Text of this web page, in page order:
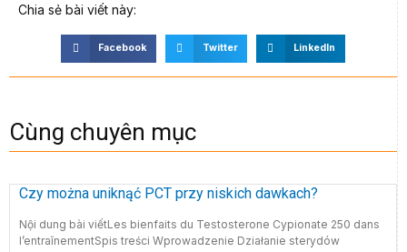
Chia sẻ bài viết này:
Facebook Twitter LinkedIn
Cùng chuyên mục
Czy można uniknąć PCT przy niskich dawkach?
Nội dung bài viếtLes bienfaits du Testosterone Cypionate 250 dans
l’entraînementSpis treści Wprowadzenie Działanie sterydów